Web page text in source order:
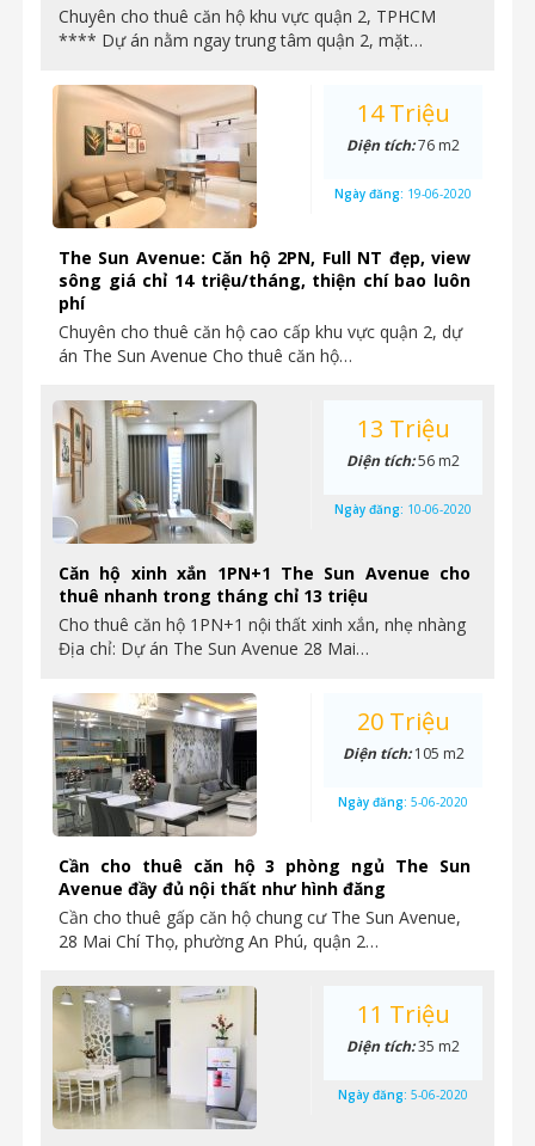
Chuyên cho thuê căn hộ khu vực quận 2, TPHCM
**** Dự án nằm ngay trung tâm quận 2, mặt…
The Sun Avenue: Căn hộ 2PN, Full NT đẹp, view
sông giá chỉ 14 triệu/tháng, thiện chí bao luôn
phí
Chuyên cho thuê căn hộ cao cấp khu vực quận 2, dự
án The Sun Avenue Cho thuê căn hộ…
14 Triệu
Diện tích:76 m2
Ngày đăng: 19-06-2020
Căn hộ xinh xắn 1PN+1 The Sun Avenue cho
thuê nhanh trong tháng chỉ 13 triệu
Cho thuê căn hộ 1PN+1 nội thất xinh xắn, nhẹ nhàng
Địa chỉ: Dự án The Sun Avenue 28 Mai…
13 Triệu
Diện tích:56 m2
Ngày đăng: 10-06-2020
Cần cho thuê căn hộ 3 phòng ngủ The Sun
Avenue đầy đủ nội thất như hình đăng
Cần cho thuê gấp căn hộ chung cư The Sun Avenue,
28 Mai Chí Thọ, phường An Phú, quận 2…
20 Triệu
Diện tích:105 m2
Ngày đăng: 5-06-2020
11 Triệu
Diện tích:35 m2
Ngày đăng: 5-06-2020